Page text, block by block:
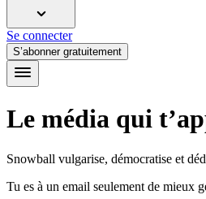
Se connecter
S’abonner gratuitement
Le média qui
Snowball vulgarise, démocratise et
Tu es à un email seulement de mieux